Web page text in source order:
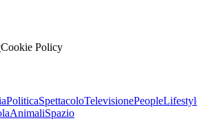
Cookie Policy
PoliticaSpettacoloTelevisionePeople
AnimaliSpazio